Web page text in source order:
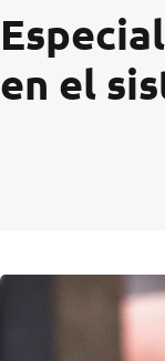
en el